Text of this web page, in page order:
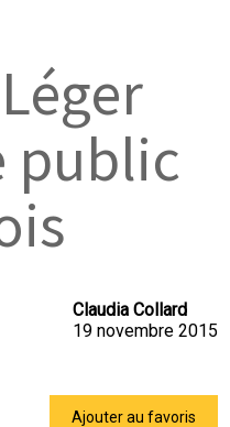
public
Claudia Collard
19 novembre 2015
Ajouter au favoris